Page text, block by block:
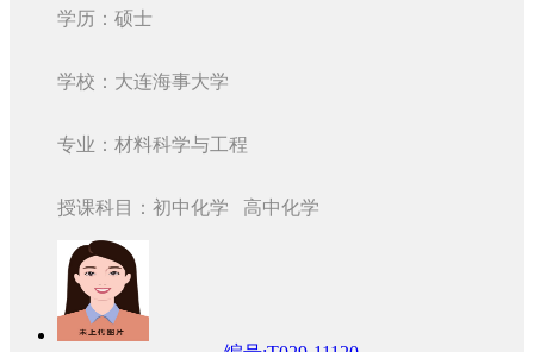
学历：硕士
学校：大连海事大学
专业：材料科学与工程
授课科目：初中化学 高中化学